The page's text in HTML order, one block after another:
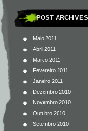
POST ARCHIVES
Maio 2011
Abril 2011
Março 2011
Fevereiro 2011
Janeiro 2011
Dezembro 2010
Novembro 2010
Outubro 2010
Setembro 2010